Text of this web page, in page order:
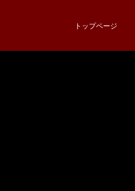
トップページ